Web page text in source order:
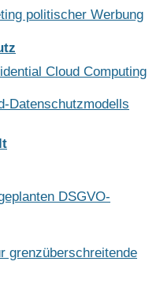
politischer Werbung
Cloud Computing
Datenschutzmodells
DSGVO-
grenzüberschreitende